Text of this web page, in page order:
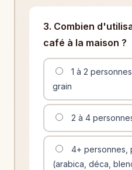
3. Combien
café à la maison ?
1 à 2
grain
2 à 4
4+ personnes,
(arabica, déca,